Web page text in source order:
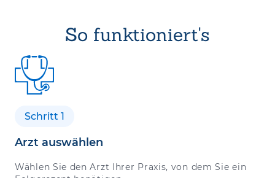
So funktioniert's
Schritt 1
Arzt auswählen
Wählen Sie den Arzt Ihrer Praxis, von dem Sie ein